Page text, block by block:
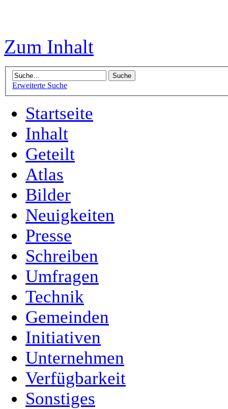
Zum Inhalt
Erweiterte Suche
Startseite
Inhalt
Geteilt
Atlas
Bilder
Neuigkeiten
Presse
Schreiben
Umfragen
Technik
Gemeinden
Initiativen
Unternehmen
Verfügbarkeit
Sonstiges